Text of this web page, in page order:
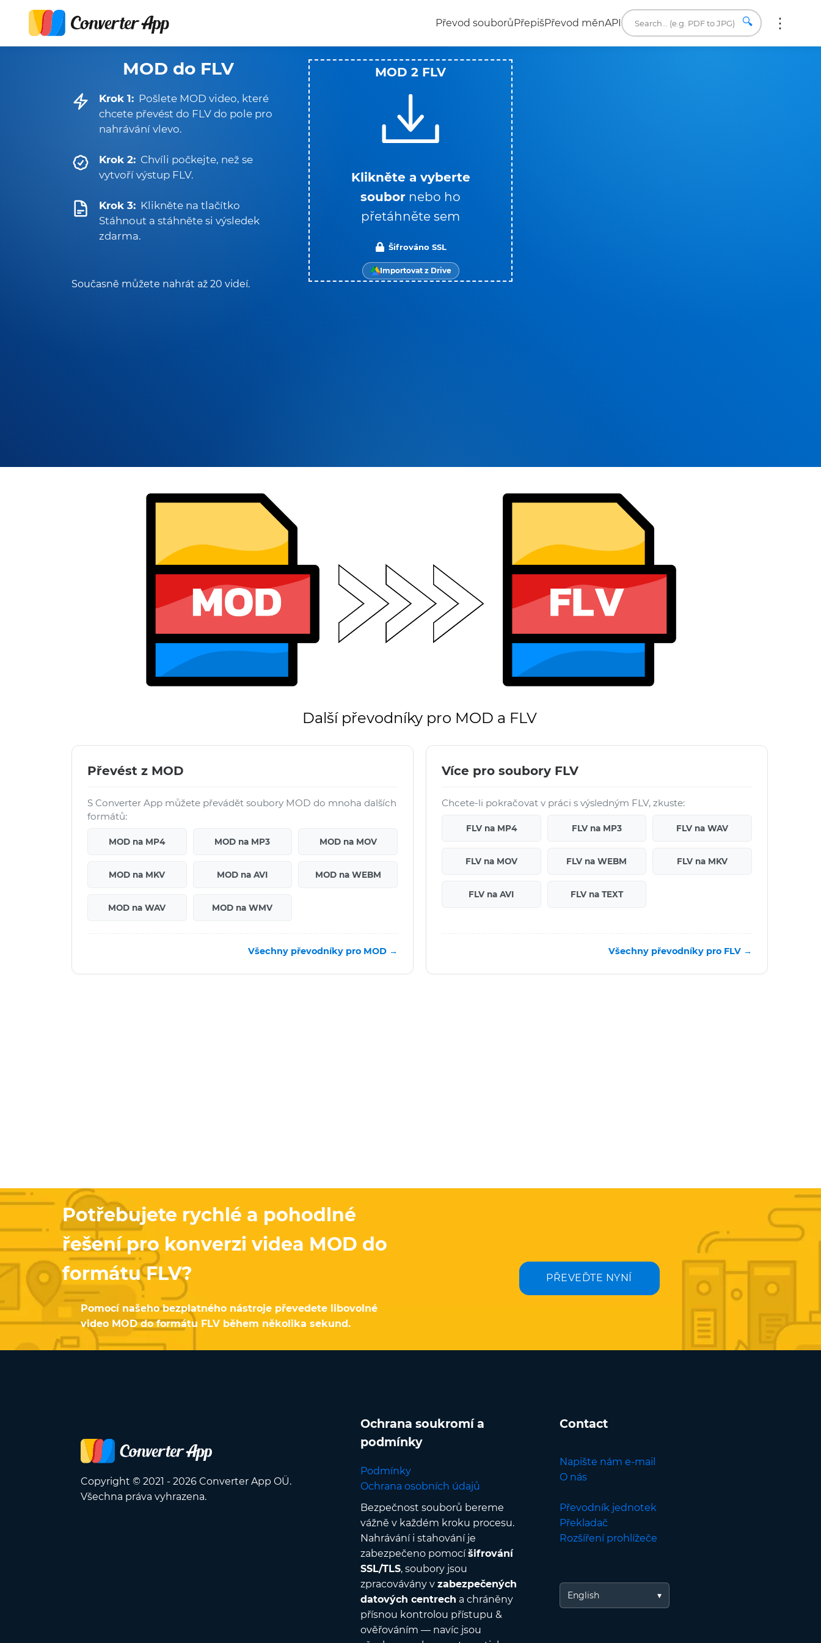
Převod souborůPřepišPřevod měnAPI 🔍
MOD do FLV
Krok 1: Pošlete MOD video, které
chcete převést do FLV do pole pro
nahrávání vlevo.
Krok 2: Chvíli počkejte, než se
vytvoří výstup FLV.
Krok 3: Klikněte na tlačítko
Stáhnout a stáhněte si výsledek
zdarma.
Současně můžete nahrát až 20 videí.
MOD 2 FLV
Klikněte a vyberte
soubor nebo ho
přetáhněte sem
Šifrováno SSL
Importovat z Drive
Další převodníky pro MOD a FLV
Převést z MOD
S Converter App můžete převádět soubory MOD do mnoha dalších
formátů:
MOD na MP4 MOD na MP3 MOD na MOV
MOD na MKV MOD na AVI MOD na WEBM
MOD na WAV MOD na WMV
Všechny převodníky pro MOD →
Více pro soubory FLV
Chcete-li pokračovat v práci s výsledným FLV, zkuste:
FLV na MP4 FLV na MP3 FLV na WAV
FLV na MOV FLV na WEBM FLV na MKV
FLV na AVI FLV na TEXT
Všechny převodníky pro FLV →
Potřebujete rychlé a pohodlné
řešení pro konverzi videa MOD do
formátu FLV?
Pomocí našeho bezplatného nástroje převedete libovolné
video MOD do formátu FLV během několika sekund.
PŘEVEĎTE NYNÍ
Copyright © 2021 - 2026 Converter App OÜ.
Všechna práva vyhrazena.
Ochrana soukromí a
podmínky
Podmínky
Ochrana osobních údajů
Bezpečnost souborů bereme
vážně v každém kroku procesu.
Nahrávání i stahování je
zabezpečeno pomocíšifrování
SSL/TLS, soubory jsou
zpracovávány v zabezpečených
datových centrech a chráněny
přísnou kontrolou přístupu &
ověřováním — navíc jsou
Contact
Napište nám e-mail
O nás
Převodník jednotek
Překladač
Rozšíření prohlížeče
English